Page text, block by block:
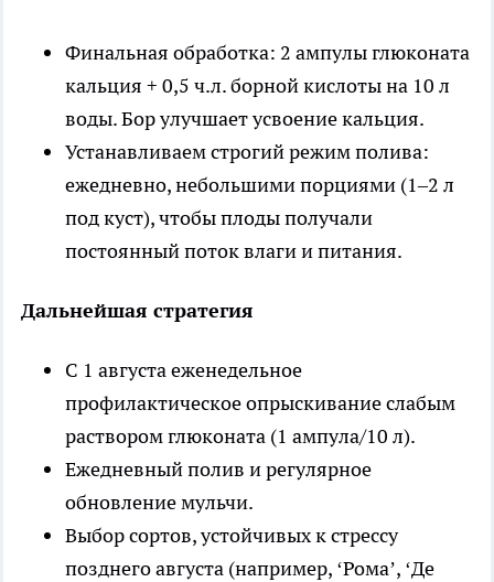
Финальная обработка: 2 ампулы глюконата
кальция + 0,5 ч.л. борной кислоты на 10 л
воды. Бор улучшает усвоение кальция.
Устанавливаем строгий режим полива:
ежедневно, небольшими порциями (1–2 л
под куст), чтобы плоды получали
постоянный поток влаги и питания.
Дальнейшая стратегия
С 1 августа еженедельное
профилактическое опрыскивание слабым
раствором глюконата (1 ампула/10 л).
Ежедневный полив и регулярное
обновление мульчи.
Выбор сортов, устойчивых к стрессу
позднего августа (например, ‘Рома’, ‘Де